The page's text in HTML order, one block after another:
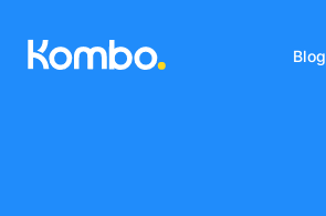
Blog